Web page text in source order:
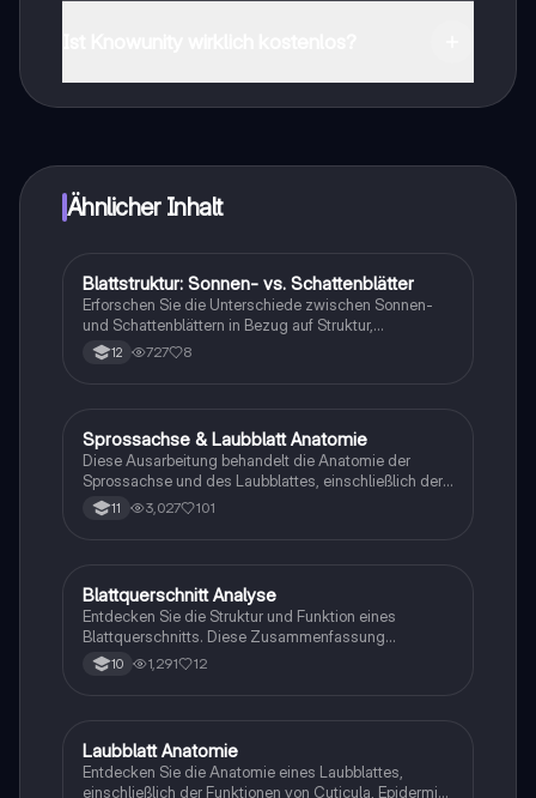
Ähnlicher Inhalt
Biologie
Blattstruktur: Sonnen- vs. Schattenblätter
Erforschen Sie die Unterschiede zwischen Sonnen-
und Schattenblättern in Bezug auf Struktur,
Morphologie und ihre Rolle in der Fotosynthese. Diese
Zusammenfassung behandelt die
Pflanzen an unterschiedliche Lichtverhältnisse
verstehen möchten.
12 727 8
Biologie
Sprossachse & Laubblatt Anatomie
Diese Ausarbeitung behandelt die Anatomie der
Sprossachse und des Laubblattes, einschließlich der
Funktionen von Xylem und Phloem, Wassertransport,
sowie Unterschiede zwischen ein- und
Transportvorgänge und Blattmorphologie.
11 3,027 101
Biologie
Blattquerschnitt Analyse
Entdecken Sie die Struktur und Funktion eines
Blattquerschnitts. Diese Zusammenfassung
behandelt die wichtigsten Bestandteile wie Cuticula,
Epidermis, Palisadengewebe, Schwammgewebe,
10 1,291 12
Biologie
Laubblatt Anatomie
Entdecken Sie die Anatomie eines Laubblattes,
einschließlich der Funktionen von Cuticula, Epidermis,